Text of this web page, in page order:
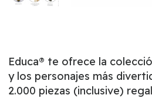
Educa® te ofrece la
y los personajes más
2.000 piezas (inclusive)